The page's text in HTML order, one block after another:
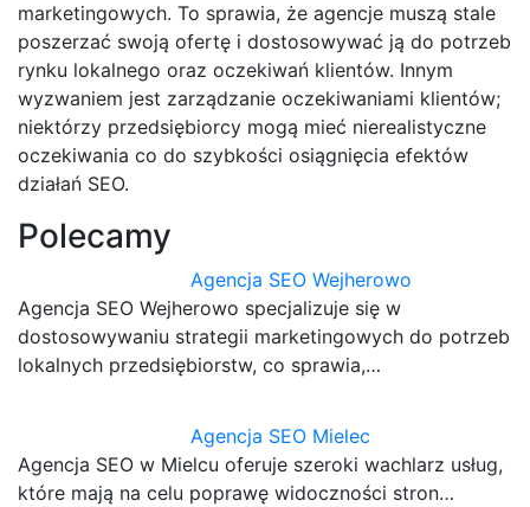
marketingowych. To sprawia, że agencje muszą stale
poszerzać swoją ofertę i dostosowywać ją do potrzeb
rynku lokalnego oraz oczekiwań klientów. Innym
wyzwaniem jest zarządzanie oczekiwaniami klientów;
niektórzy przedsiębiorcy mogą mieć nierealistyczne
oczekiwania co do szybkości osiągnięcia efektów
działań SEO.
Polecamy
Agencja SEO Wejherowo
Agencja SEO Wejherowo specjalizuje się w
dostosowywaniu strategii marketingowych do potrzeb
lokalnych przedsiębiorstw, co sprawia,…
Agencja SEO Mielec
Agencja SEO w Mielcu oferuje szeroki wachlarz usług,
które mają na celu poprawę widoczności stron…